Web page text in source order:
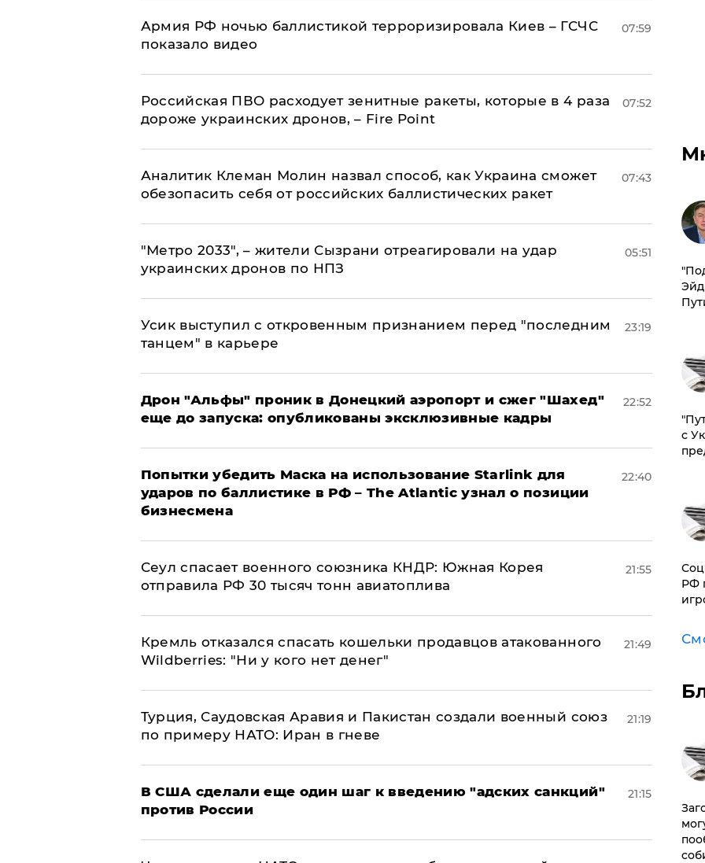
Армия РФ ночью баллистикой терроризировала Киев – ГСЧС
показало видео
07:59
Российская ПВО расходует зенитные ракеты, которые в 4 раза
дороже украинских дронов, – Fire Point
07:52
Аналитик Клеман Молин назвал способ, как Украина сможет
обезопасить себя от российских баллистических ракет
07:43
"Метро 2033", – жители Сызрани отреагировали на удар
украинских дронов по НПЗ
05:51
Усик выступил с откровенным признанием перед "последним
танцем" в карьере
23:19
Дрон "Альфы" проник в Донецкий аэропорт и сжег "Шахед"
еще до запуска: опубликованы эксклюзивные кадры
22:52
Попытки убедить Маска на использование Starlink для
ударов по баллистике в РФ – The Atlantic узнал о позиции
бизнесмена
22:40
​Сеул спасает военного союзника КНДР: Южная Корея
отправила РФ 30 тысяч тонн авиатоплива
21:55
Кремль отказался спасать кошельки продавцов атакованного
Wildberries: "Ни у кого нет денег"
21:49
Турция, Саудовская Аравия и Пакистан создали военный союз
по примеру НАТО: Иран в гневе
21:19
В США сделали еще один шаг к введению "адских санкций"
против России
21:15
с
РФ